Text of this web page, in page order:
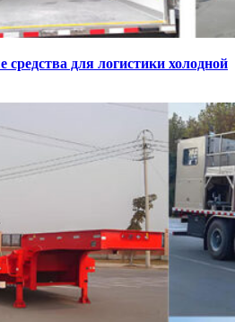
средства для логистики холодной